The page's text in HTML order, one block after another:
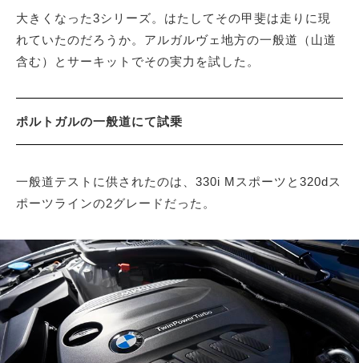
大きくなった3シリーズ。はたしてその甲斐は走りに現
れていたのだろうか。アルガルヴェ地方の一般道（山道
含む）とサーキットでその実力を試した。
ポルトガルの一般道にて試乗
一般道テストに供されたのは、330i Mスポーツと320dス
ポーツラインの2グレードだった。